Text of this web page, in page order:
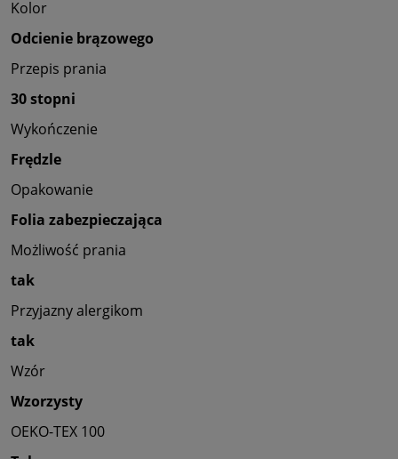
Kolor
Odcienie brązowego
Przepis prania
30 stopni
Wykończenie
Frędzle
Opakowanie
Folia zabezpieczająca
Możliwość prania
tak
Przyjazny alergikom
tak
Wzór
Wzorzysty
OEKO-TEX 100